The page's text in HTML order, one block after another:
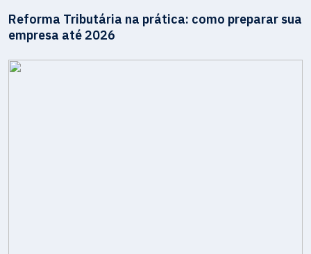
Reforma Tributária na prática: como preparar sua
empresa até 2026